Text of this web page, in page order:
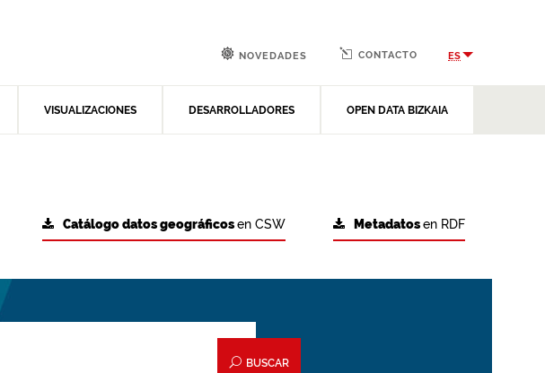
VISUALIZACIONES DESARROLLADORES OPEN DATA BIZKAIA
NOVEDADES CONTACTO ES
Metadatosen RDF
Catálogo datos geográficosen CSW
BUSCAR